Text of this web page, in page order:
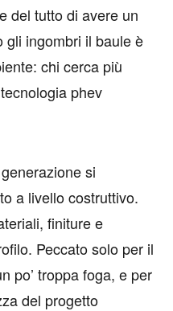
del tutto di avere un
gli ingombri il baule è
chi cerca più
phev
si
a livello costruttivo.
finiture e
Peccato solo per il
po’ troppa foga, e per
del progetto